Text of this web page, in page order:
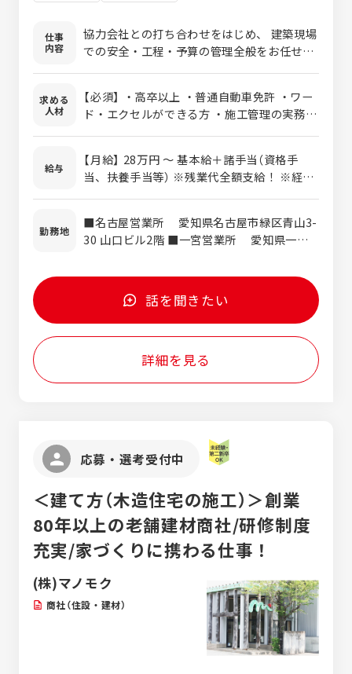
仕事
内容
協力会社との打ち合わせをはじめ、 建築現場
での安全・工程・予算の管理全般をお任せし
の木造新築住宅を中心に、累計約10万世帯に
選ばれてきた実績があります。 住宅性能評価
の取得や「長期優良住宅」の標準仕様化など品
質にも徹底的にこだわっており、 技術者とし
て自信を持って安心・安全な家づくりに専念
ます。 【試用期間】 有り（3か月） 【やりがい】
経験豊富な方は即戦力として存分に腕を振る
販売・アフターケア」までを網羅する自社一
貫体制のもとで、技術のプロフェッショナル
を目指しませんか？現場のプロとして施工管
理を極める道はもちろん、将来的には造成、
設計、積算、アフターサービスといった多彩
な技術職へキャリアチェンジできる幅広いフ
ィールドをご用意しています。 【分業体制】
場での施工管理業務だけにしっかりと専念で
きる働きやすい環境です。
求める
人材
【必須】 ・高卒以上 ・普通自動車免許 ・ワー
ド・エクセルができる方 ・施工管理の実務経
方 【歓迎】 ・1・2級建築士 ・1・2級建築施工
管理技士
給与
【月給】 28万円 〜 基本給＋諸手当（資格手
当、扶養手当等） ※残業代全額支給！ ※経験
管理技士・二級建築士保持 ・33歳（主任）730
万円 ※二級施工管理技士・役職手当 ・36歳
手当 ・44歳（部長）1050万円 ※一級施工管
理技士・二級施工管理技士・役職手当
勤務地
■名古屋営業所 愛知県名古屋市緑区青山3-
30 山口ビル2階 ■一宮営業所 愛知県一宮
話を聞きたい
詳細を見る
応募・選考受付中
＜建て方（木造住宅の施工）＞創業
80年以上の老舗建材商社/研修制度
充実/家づくりに携わる仕事！
(株)マノモク
商社（住設・建材）